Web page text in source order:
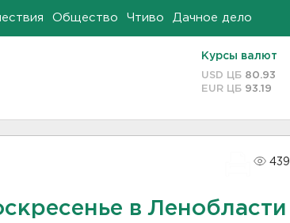
Общество Чтиво Дачное дело
Курсы валют
USD ЦБ 80.93
EUR ЦБ 93.19
439
в Ленобласти